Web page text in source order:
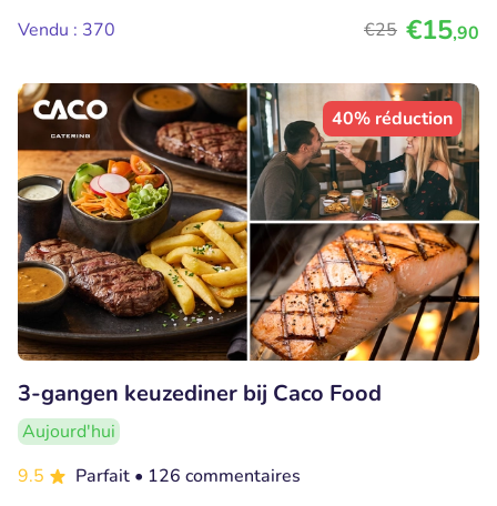
Vendu : 370
€25 €15,90
40% réduction
3-gangen keuzediner bij Caco Food
Aujourd'hui
9.5
Parfait • 126 commentaires